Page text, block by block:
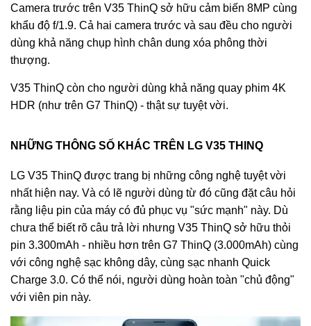
Camera trước trên V35 ThinQ sở hữu cảm biến 8MP cùng
khẩu độ f/1.9. Cả hai camera trước và sau đều cho người
dùng khả năng chụp hình chân dung xóa phông thời
thượng.
V35 ThinQ còn cho người dùng khả năng quay phim 4K
HDR (như trên G7 ThinQ) - thật sự tuyệt vời.
NHỮNG THÔNG SỐ KHÁC TRÊN LG V35 THINQ
LG V35 ThinQ được trang bị những công nghệ tuyệt vời
nhất hiện nay. Và có lẽ người dùng từ đó cũng đặt câu hỏi
rằng liệu pin của máy có đủ phục vụ "sức mạnh" này. Dù
chưa thể biết rõ câu trả lời nhưng V35 ThinQ sở hữu thỏi
pin 3.300mAh - nhiều hơn trên G7 ThinQ (3.000mAh) cùng
với công nghệ sạc không dây, cùng sạc nhanh Quick
Charge 3.0. Có thể nói, người dùng hoàn toàn "chủ động"
với viên pin này.